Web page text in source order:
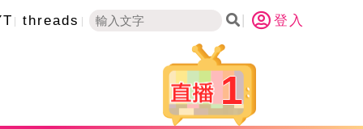
threads 登入
1